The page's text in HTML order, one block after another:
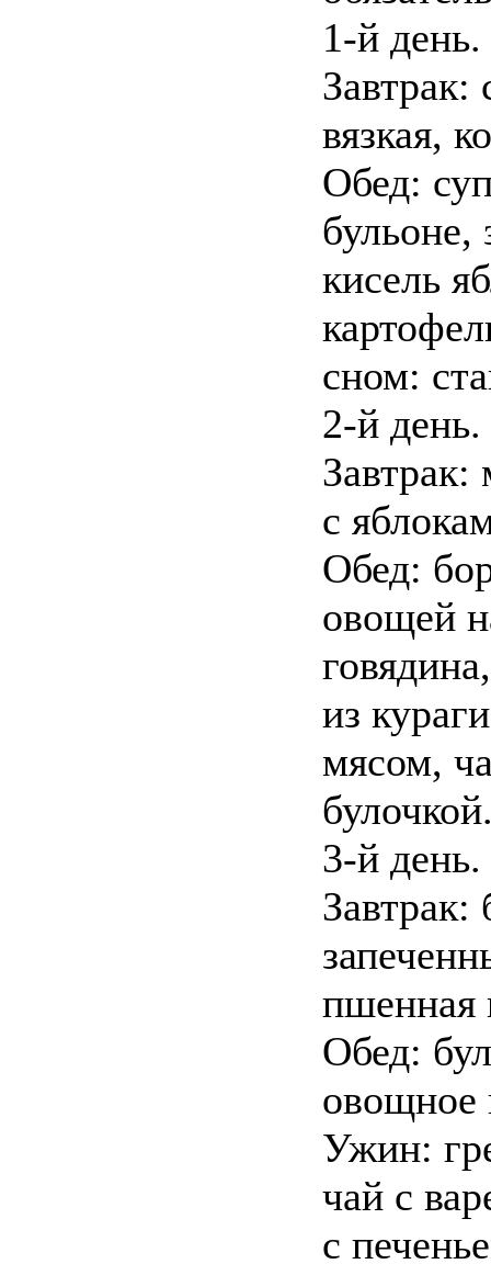
1-й день.
Завтрак:
вязкая,
Обед:
бульоне,
кисель
сном:
2-й день.
Завтрак:
с
Обед:
овощей
из
мясом,
3-й день.
Завтрак:
пшенная
Обед:
овощное
Ужин:
чай с
с